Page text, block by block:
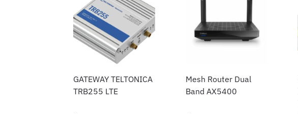
GATEWAY TELTONICA
TRB255 LTE
Mesh Router Dual
Band AX5400